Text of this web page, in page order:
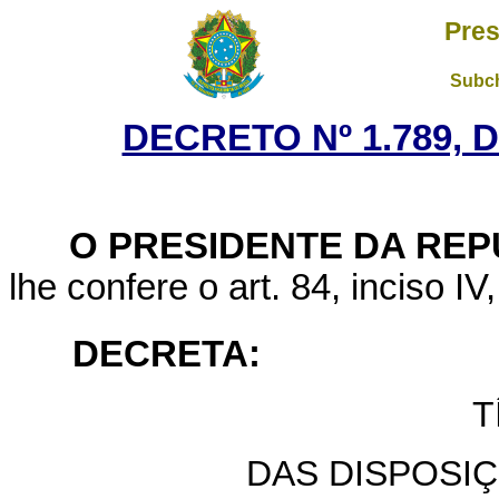
DECRETO Nº 1.789,
O PRESIDENTE DA
lhe confere o art. 84, inciso
DECRETA:
DAS